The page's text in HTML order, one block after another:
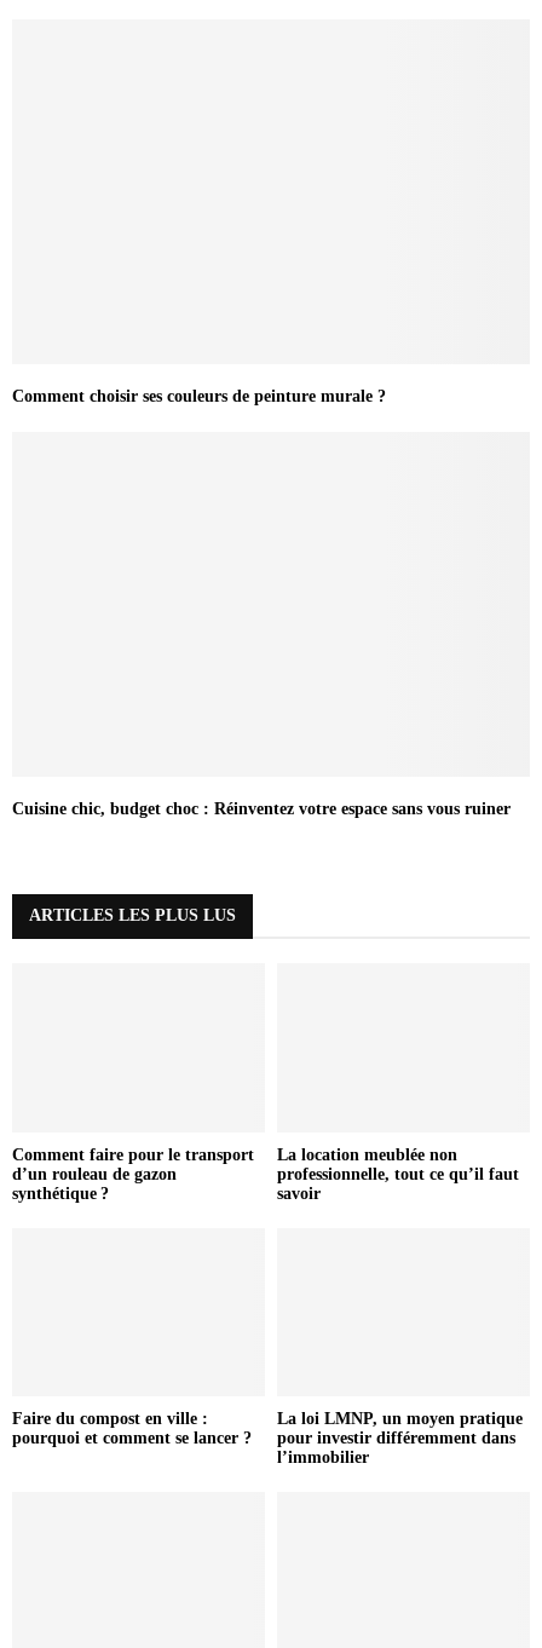
Comment choisir ses couleurs de peinture murale ?
Cuisine chic, budget choc : Réinventez votre espace sans vous ruiner
ARTICLES LES PLUS LUS
Comment faire pour le transport
d’un rouleau de gazon
synthétique ?
La location meublée non
professionnelle, tout ce qu’il faut
savoir
Faire du compost en ville :
pourquoi et comment se lancer ?
La loi LMNP, un moyen pratique
pour investir différemment dans
l’immobilier